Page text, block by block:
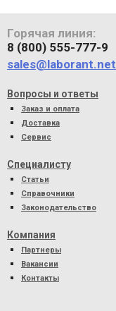
Горячая линия:
8 (800) 555-777-9
sales@laborant.net
Вопросы и ответы
Заказ и оплата
Доставка
Сервис
Специалисту
Статьи
Справочники
Законодательство
Компания
Партнеры
Вакансии
Контакты